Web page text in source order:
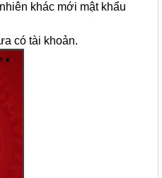
khác mới mật khẩu
có tài khoản.